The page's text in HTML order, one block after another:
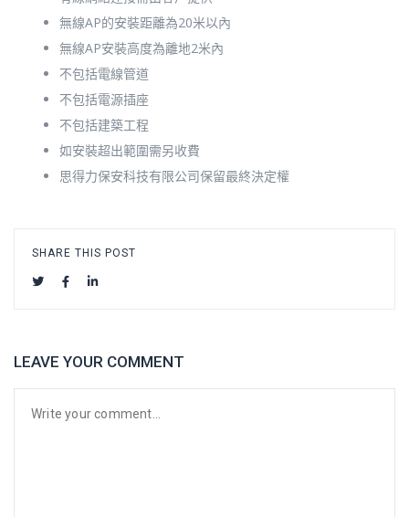
無線AP的安裝距離為20米以內
無線AP安裝高度為離地2米內
不包括電線管道
不包括電源插座
不包括建築工程
如安裝超出範圍需另收費
思得力保安科技有限公司保留最終決定權
SHARE THIS POST
LEAVE YOUR COMMENT